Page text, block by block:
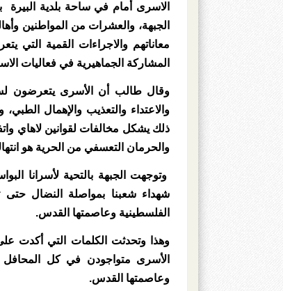
الاسرى أمام في ساحة بلدية
الجبهة، والعشرات من المواطنين
معاناتهم والاجراءات القمية
المشاركة الجماهيرية في فعاليات
وقال طالب أن الأسرى يتعرضون لسوء
والاعتداء والتعذيب والإهمال
ذلك يشكل مخالفات لقوانين لاهاي
والحرمان التعسفي من الحرية هو
وتوجهت الجبهة بالتحية لأسرانا
شهداء شعبنا بمواصلة النضال حتى
الفلسطينية وعاصمتها القدس.
وهذا وتحدثت الكلمات التي أكدت
الأسرى متواجودن في كل المحافل
وعاصمتها القدس.